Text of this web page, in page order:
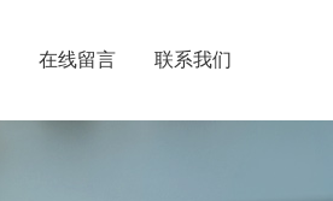
在线留言 联系我们